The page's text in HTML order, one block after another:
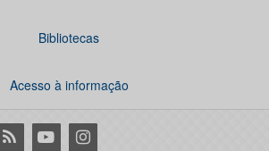
Bibliotecas
Acesso à informação
RSS YoutubeInstagram